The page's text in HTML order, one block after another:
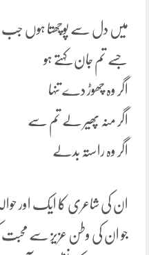
میں دل سے پوچھتا ہوں جب
جسے تم جان کہتے ہو
اگر وہ چھوڑ دے تنہا
اگر منہ پھیر لے تم سے
اگر وہ راستہ بدلے
ان کی شاعری کا ایک اور
جو ان کی وطن عزیز سے محبت